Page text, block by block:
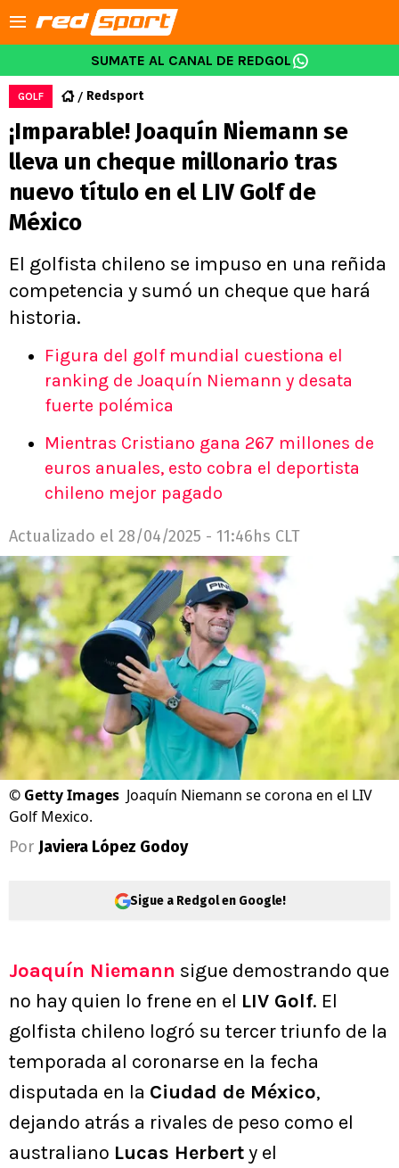
SUMATE AL CANAL DE REDGOL
GOLF Redsport
¡Imparable! Joaquín Niemann se
lleva un cheque millonario tras
nuevo título en el LIV Golf de
México
El golfista chileno se impuso en una reñida
competencia y sumó un cheque que hará
historia.
Figura del golf mundial cuestiona el
ranking de Joaquín Niemann y desata
fuerte polémica
Mientras Cristiano gana 267 millones de
euros anuales, esto cobra el deportista
chileno mejor pagado
Actualizado el 28/04/2025 - 11:46hs CLT
© Getty Images Joaquín Niemann se corona en el LIV
Golf Mexico.
Por Javiera López Godoy
Sigue a Redgol en Google!
Joaquín Niemann sigue demostrando que
no hay quien lo frene en el LIV Golf. El
golfista chileno logró su tercer triunfo de la
temporada al coronarse en la fecha
disputada en la Ciudad de México,
dejando atrás a rivales de peso como el
australiano Lucas Herberty el